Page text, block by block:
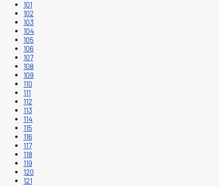
101
102
103
104
105
106
107
108
109
110
111
112
113
114
115
116
117
118
119
120
121